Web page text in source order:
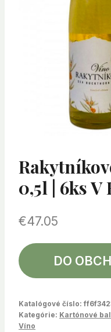
0,5l | 6ks
€47.05
DO
Katalógové číslo:
Kategórie: Kartónové
Víno